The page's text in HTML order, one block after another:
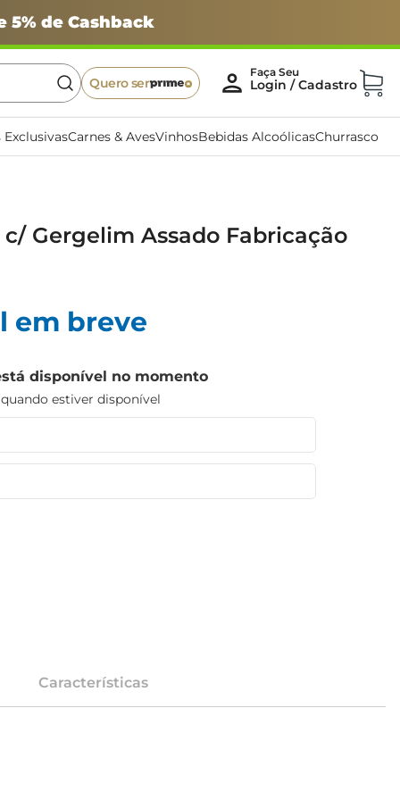
5% de Cashback
Quero ser
ExclusivasCarnes & AvesVinhosBebidas AlcoólicasChurrasco
Gergelim Assado Fabricação
em breve
disponível no momento
estiver disponível
Características